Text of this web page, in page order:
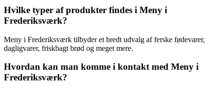
Hvilke typer af produkter findes i Meny i
Frederiksværk?
Meny i Frederiksværk tilbyder et bredt udvalg af ferske fødevarer,
dagligvarer, friskbagt brød og meget mere.
Hvordan kan man komme i kontakt med Meny i
Frederiksværk?